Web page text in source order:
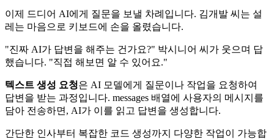
이제 드디어 AI에게 질문을 보낼 차례입니다. 김개발 씨는 설
레는 마음으로 키보드에 손을 올렸습니다.
"진짜 AI가 답변을 해주는 건가요?" 박시니어 씨가 웃으며 답
했습니다. "직접 해보면 알 수 있어요."
텍스트 생성 요청은 AI 모델에게 질문이나 작업을 요청하여
답변을 받는 과정입니다. messages 배열에 사용자의 메시지를
담아 전송하면, AI가 이를 읽고 답변을 생성합니다.
간단한 인사부터 복잡한 코드 생성까지 다양한 작업이 가능합